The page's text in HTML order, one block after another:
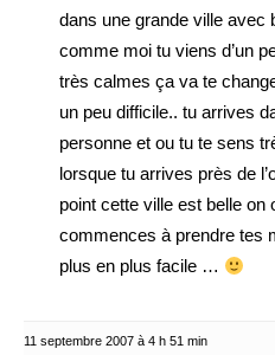
dans une grande ville avec
comme moi tu viens d’un
très calmes ça va te
un peu difficile.. tu arrives
personne et ou tu te sens
lorsque tu arrives près de
point cette ville est belle
commences à prendre tes
plus en plus facile …
11 septembre 2007 à 4 h 51 min